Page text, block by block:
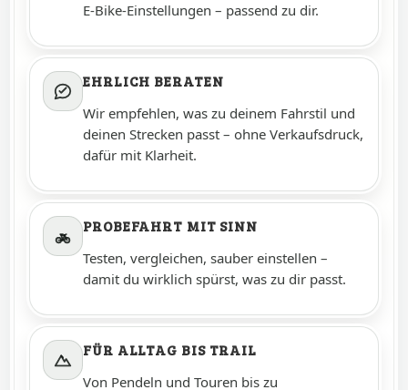
E‑Bike‑Einstellungen – passend zu dir.
EHRLICH BERATEN
Wir empfehlen, was zu deinem Fahrstil und
deinen Strecken passt – ohne Verkaufsdruck,
dafür mit Klarheit.
PROBEFAHRT MIT SINN
Testen, vergleichen, sauber einstellen –
damit du wirklich spürst, was zu dir passt.
FÜR ALLTAG BIS TRAIL
Von Pendeln und Touren bis zu